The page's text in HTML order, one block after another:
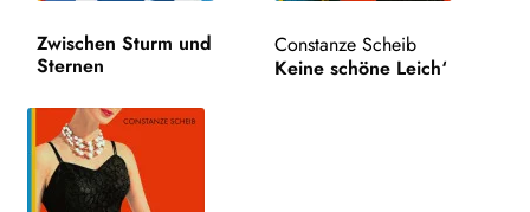
Search:
Zwischen Sturm und
Sternen
Constanze Scheib
Keine schöne Leich‘